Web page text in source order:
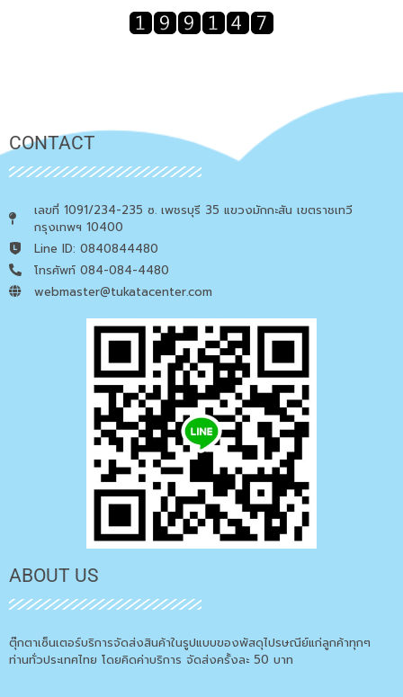
CONTACT
เลขที่ 1091/234-235 ซ. เพชรบุรี 35 แขวงมักกะสัน เขตราชเทวี
กรุงเทพฯ 10400
Line ID: 0840844480
โทรศัพท์ 084-084-4480
webmaster@tukatacenter.com
ABOUT US
ตุ๊กตาเซ็นเตอร์บริการจัดส่งสินค้าในรูปแบบของพัสดุไปรษณีย์แก่ลูกค้าทุกๆ
ท่านทั่วประเทศไทย โดยคิดค่าบริการ จัดส่งครั้งละ 50 บาท